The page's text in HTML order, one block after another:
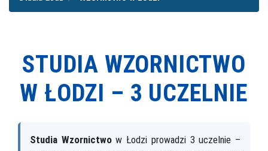
STUDIA WZORNICTWO
W ŁODZI – 3 UCZELNIE
Studia Wzornictwow Łodzi prowadzi 3 uczelnie –